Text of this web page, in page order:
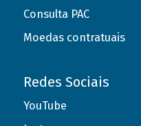
Consulta PAC
Moedas contratuais
Redes Sociais
YouTube